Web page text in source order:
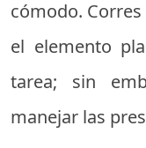
cómodo.
el elemento
tarea; sin
manejar las